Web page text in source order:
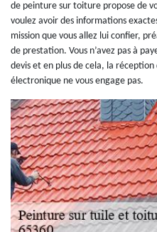
de peinture sur toiture propose de
voulez avoir des informations
mission que vous allez lui confier,
de prestation. Vous n’avez pas à
devis et en plus de cela, la
électronique ne vous engage pas.